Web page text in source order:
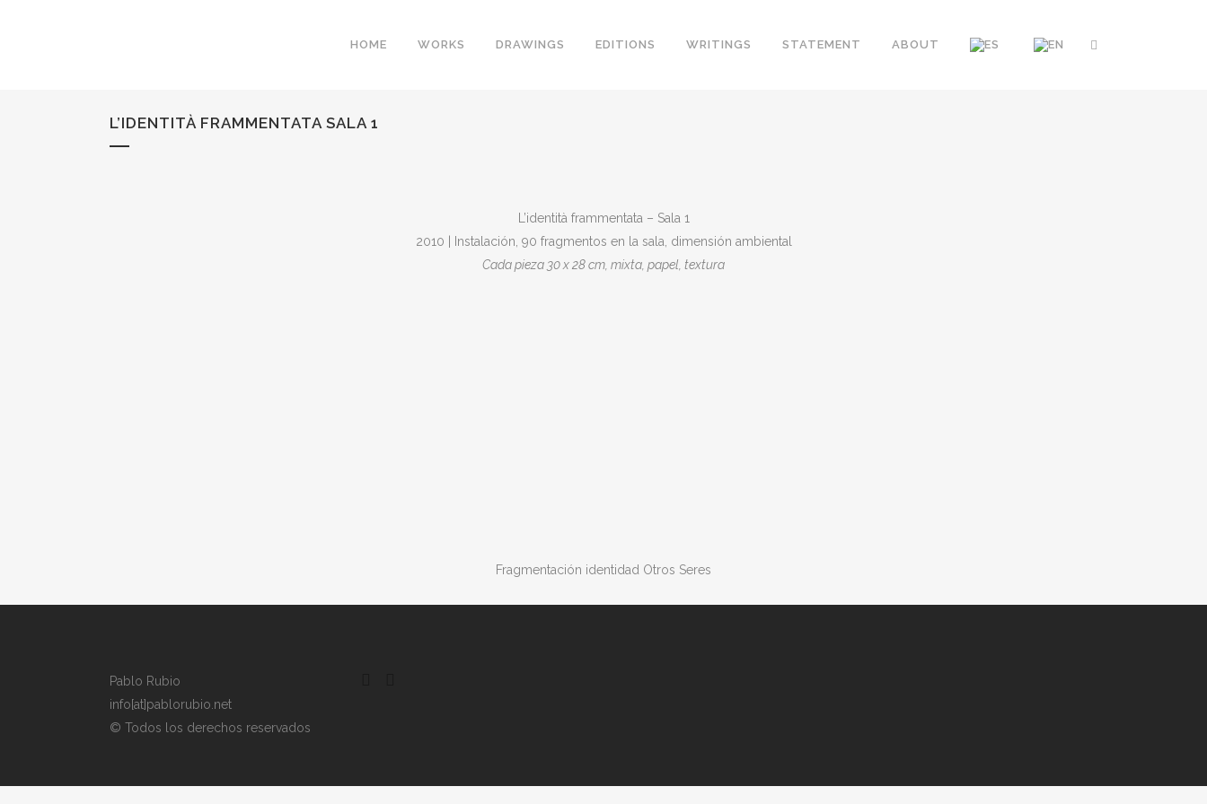
HOME WORKS DRAWINGS EDITIONS WRITINGS STATEMENT ABOUT
L’IDENTITÀ FRAMMENTATA SALA 1
L’identità frammentata – Sala 1
2010 | Instalación, 90 fragmentos en la sala, dimensión ambiental
Cada pieza 30 x 28 cm, mixta, papel, textura
Fragmentación identidad Otros Seres
Pablo Rubio
info[at]pablorubio.net
© Todos los derechos reservados